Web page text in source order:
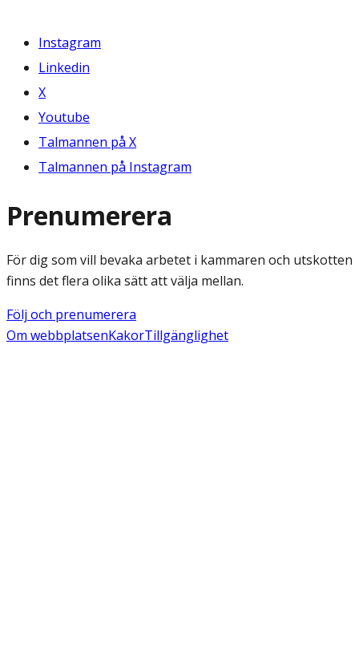
Instagram
Linkedin
X
Youtube
Talmannen på X
Talmannen på Instagram
Prenumerera
För dig som vill bevaka arbetet i kammaren och utskotten
finns det flera olika sätt att välja mellan.
Följ och prenumerera
Om webbplatsenKakorTillgänglighet